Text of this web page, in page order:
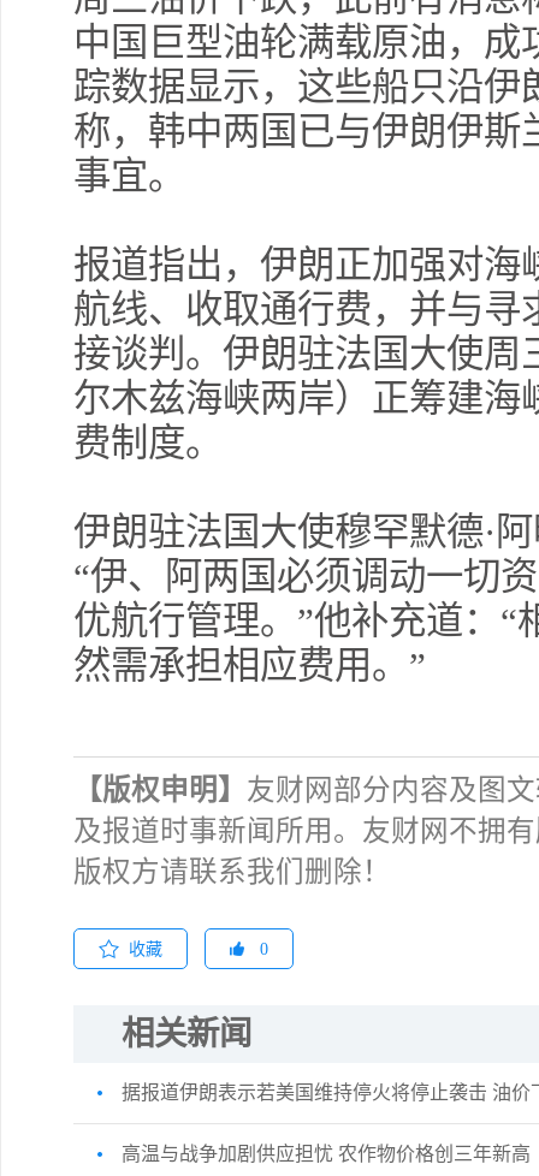
中国巨型油轮满载原油，
踪数据显示，这些船只沿
称，韩中两国已与伊朗伊
事宜。
报道指出，伊朗正加强对
航线、收取通行费，并与
接谈判。伊朗驻法国大使
尔木兹海峡两岸）正筹建
费制度。
伊朗驻法国大使穆罕默德·
“伊、阿两国必须调动一切
优航行管理。”他补充道：
然需承担相应费用。”
【版权申明】 友财网部分内容及图
及报道时事新闻所用。友财网不拥
版权方请联系我们删除！
收藏 0
相关新闻
据报道伊朗表示若美国维持停火将停止袭击 油价
高温与战争加剧供应担忧 农作物价格创三年新高